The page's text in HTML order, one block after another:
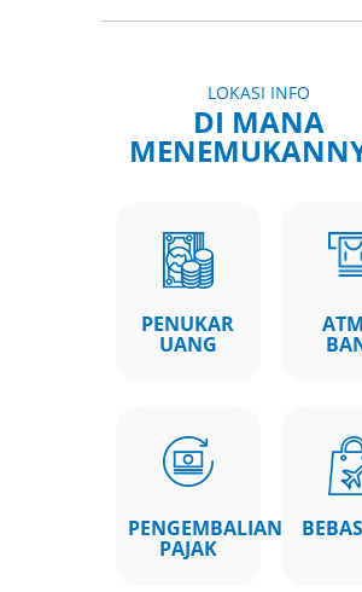
LOKASI INFO
DI MANA
PENUKAR
UANG
PENGEMBALIAN
PAJAK